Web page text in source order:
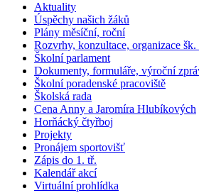
Aktuality
Úspěchy našich žáků
Plány měsíční, roční
Rozvrhy, konzultace, organizace šk.
Školní parlament
Dokumenty, formuláře, výroční
Školní poradenské pracoviště
Školská rada
Cena Anny a Jaromíra Hlubíkových
Horňácký čtyřboj
Projekty
Pronájem sportovišť
Zápis do 1. tř.
Kalendář akcí
Virtuální prohlídka